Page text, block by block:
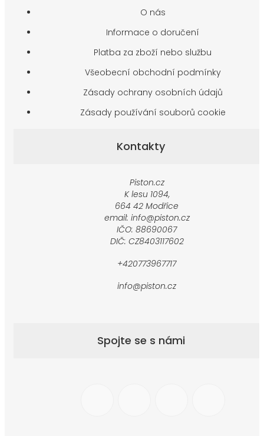
O nás
Informace o doručení
Platba za zboží nebo službu
Všeobecní obchodní podmínky
Zásady ochrany osobních údajů
Zásady používání souborů cookie
Kontakty
Piston.cz
K lesu 1094,
664 42 Modřice
email: info@piston.cz
IČO: 88690067
DIČ: CZ8403117602
+420773967717
info@piston.cz
Spojte se s námi